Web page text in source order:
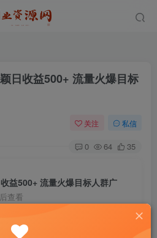
日收益500+ 流量火爆目标
关注 私信
0 64 35
益500+ 流量火爆目标人群广
查看
￥4